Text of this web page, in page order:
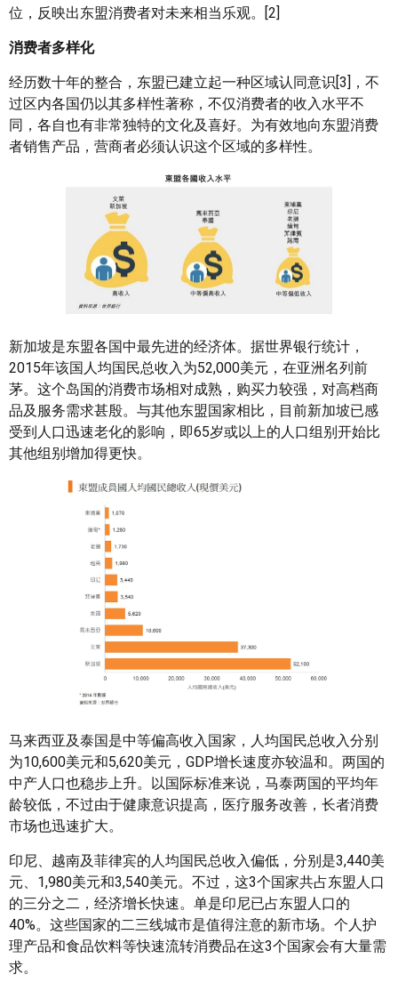
位，反映出东盟消费者对未来相当乐观。[2]
消费者多样化
经历数十年的整合，东盟已建立起一种区域认同意识[3]，不
过区内各国仍以其多样性著称，不仅消费者的收入水平不
同，各自也有非常独特的文化及喜好。为有效地向东盟消费
者销售产品，营商者必须认识这个区域的多样性。
新加坡是东盟各国中最先进的经济体。据世界银行统计，
2015年该国人均国民总收入为52,000美元，在亚洲名列前
茅。这个岛国的消费市场相对成熟，购买力较强，对高档商
品及服务需求甚殷。与其他东盟国家相比，目前新加坡已感
受到人口迅速老化的影响，即65岁或以上的人口组别开始比
其他组别增加得更快。
马来西亚及泰国是中等偏高收入国家，人均国民总收入分别
为10,600美元和5,620美元，GDP增长速度亦较温和。两国的
中产人口也稳步上升。以国际标准来说，马泰两国的平均年
龄较低，不过由于健康意识提高，医疗服务改善，长者消费
市场也迅速扩大。
印尼、越南及菲律宾的人均国民总收入偏低，分别是3,440美
元、1,980美元和3,540美元。不过，这3个国家共占东盟人口
的三分之二，经济增长快速。单是印尼已占东盟人口的
40%。这些国家的二三线城市是值得注意的新市场。个人护
理产品和食品饮料等快速流转消费品在这3个国家会有大量需
求。